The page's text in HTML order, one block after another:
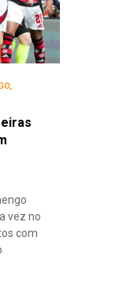
,
vez no
com